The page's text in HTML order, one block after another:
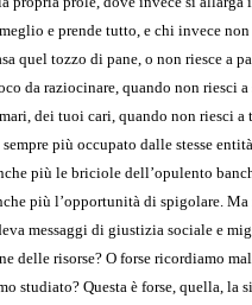
e prende tutto, e chi invece
quel tozzo di pane, o non riesce a
da raziocinare, quando non riesci
dei tuoi cari, quando non riesci a
più occupato dalle stesse
più le briciole dell’opulento
più l’opportunità di spigolare. Ma
messaggi di giustizia sociale e
delle risorse? O forse ricordiamo
studiato? Questa è forse, quella, la